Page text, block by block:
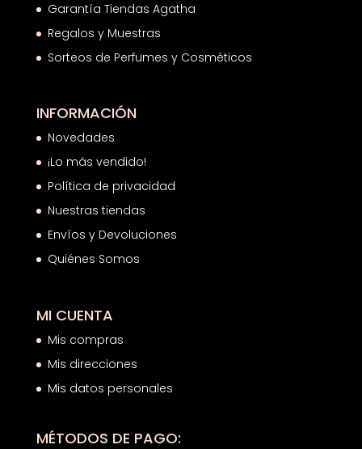
Garantía Tiendas Agatha
Regalos y Muestras
Sorteos de Perfumes y Cosméticos
INFORMACIÓN
Novedades
¡Lo más vendido!
Política de privacidad
Nuestras tiendas
Envíos y Devoluciones
Quiénes Somos
MI CUENTA
Mis compras
Mis direcciones
Mis datos personales
MÉTODOS DE PAGO: